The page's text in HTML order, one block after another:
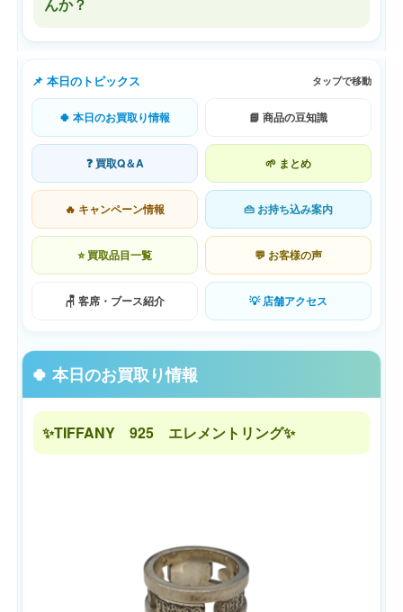
んか？
📌 本日のトピックス タップで移動
🍀 本日のお買取り情報 📘 商品の豆知識
❓ 買取Q＆A 🌱 まとめ
🔥 キャンペーン情報 👜 お持ち込み案内
⭐ 買取品目一覧 💬 お客様の声
🪑 客席・ブース紹介 💡 店舗アクセス
🍀 本日のお買取り情報
✨TIFFANY 925 エレメントリング✨